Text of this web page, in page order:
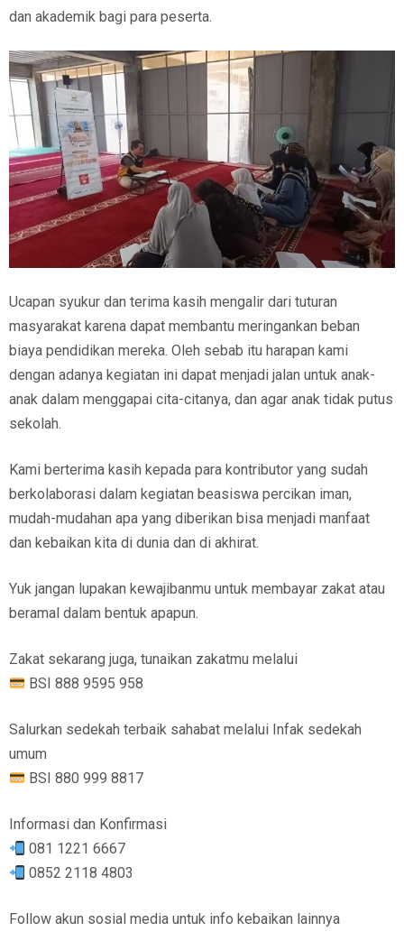
dan akademik bagi para peserta.
Ucapan syukur dan terima kasih mengalir dari tuturan
masyarakat karena dapat membantu meringankan beban
biaya pendidikan mereka. Oleh sebab itu harapan kami
dengan adanya kegiatan ini dapat menjadi jalan untuk anak-
anak dalam menggapai cita-citanya, dan agar anak tidak putus
sekolah.
Kami berterima kasih kepada para kontributor yang sudah
berkolaborasi dalam kegiatan beasiswa percikan iman,
mudah-mudahan apa yang diberikan bisa menjadi manfaat
dan kebaikan kita di dunia dan di akhirat.
Yuk jangan lupakan kewajibanmu untuk membayar zakat atau
beramal dalam bentuk apapun.
Zakat sekarang juga, tunaikan zakatmu melalui
BSI 888 9595 958
Salurkan sedekah terbaik sahabat melalui Infak sedekah
umum
BSI 880 999 8817
Informasi dan Konfirmasi
081 1221 6667
0852 2118 4803
Follow akun sosial media untuk info kebaikan lainnya